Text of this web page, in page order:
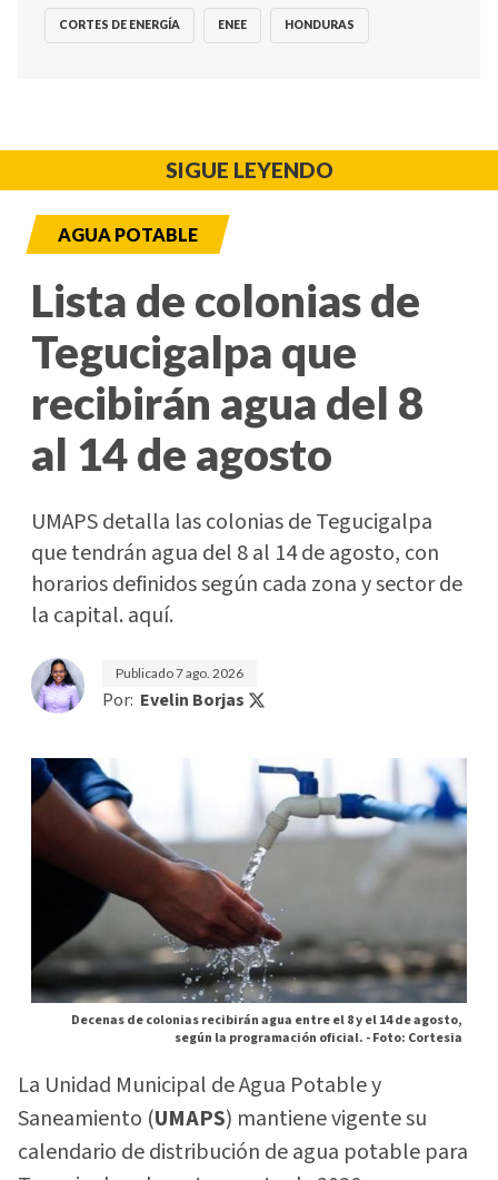
CORTES DE ENERGÍA ENEE HONDURAS
SIGUE LEYENDO
AGUA POTABLE
Lista de colonias de
Tegucigalpa que
recibirán agua del 8
al 14 de agosto
UMAPS detalla las colonias de Tegucigalpa
que tendrán agua del 8 al 14 de agosto, con
horarios definidos según cada zona y sector de
la capital. aquí.
Publicado7 ago. 2026
Por: Evelin Borjas
Decenas de colonias recibirán agua entre el 8 y el 14 de agosto,
según la programación oficial. -Foto: Cortesia
La Unidad Municipal de Agua Potable y
Saneamiento (UMAPS) mantiene vigente su
calendario de distribución de agua potable para